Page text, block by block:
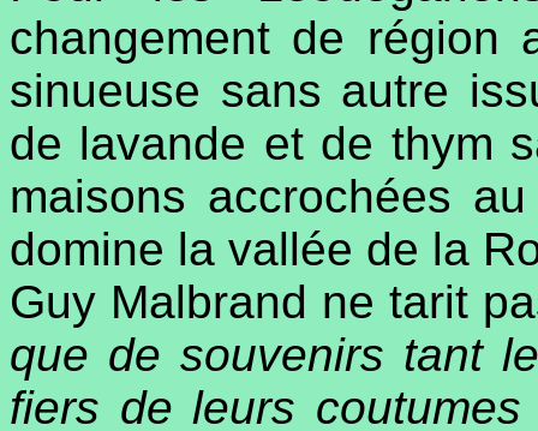
changement de
sinueuse sans autre
de lavande et de thym
maisons accrochées
domine la vallée de la
Guy Malbrand ne tarit
que de souvenirs tant
fiers de leurs